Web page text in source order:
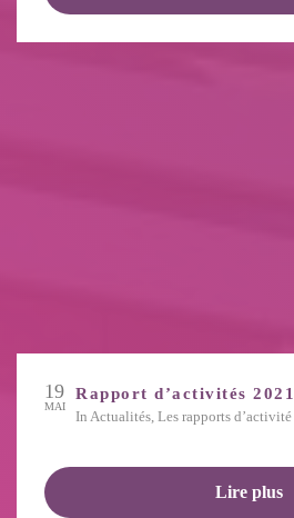
19
MAI
Rapport d’activités 2021
in Actualités, Les rapports d’activité
Lire plus